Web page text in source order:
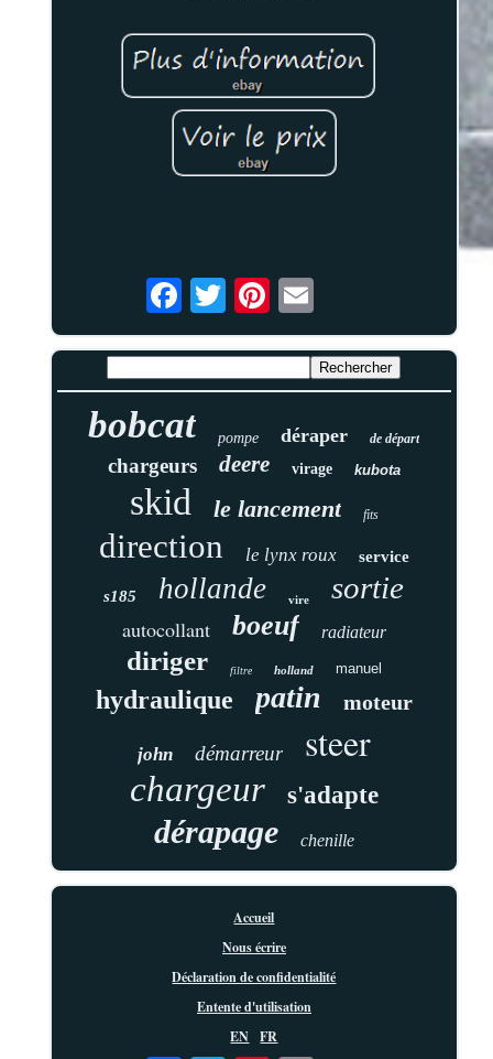
bobcat pompe déraper de départ
chargeurs deere virage kubota
skid le lancement fits
direction le lynx roux service
s185 hollande vire sortie
autocollant boeuf radiateur
diriger filtre holland manuel
hydraulique patin moteur
john démarreur steer
chargeur s'adapte
dérapage chenille
Accueil
Nous écrire
Déclaration de confidentialité
Entente d'utilisation
EN
FR